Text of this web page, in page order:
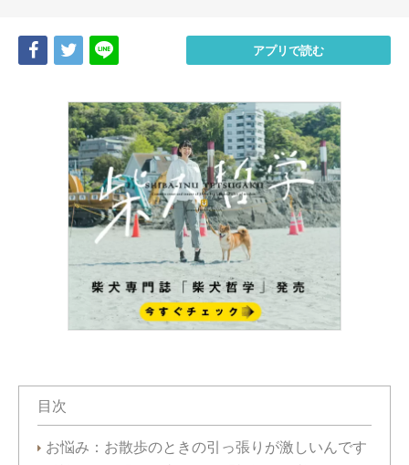
Share Tweet アプリで読む
目次
お悩み：お散歩のときの引っ張りが激しいんです